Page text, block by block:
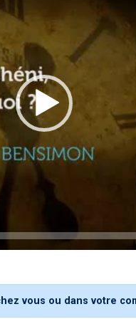
vous ou dans votre